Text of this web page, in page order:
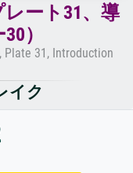
ート31、導
）
Plate 31, Introduction
イク